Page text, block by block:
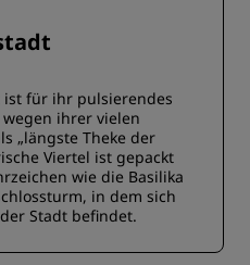
ist für ihr pulsierendes
ihrer vielen
„längste Theke der
Viertel ist gepackt
wie die Basilika
in dem sich
Stadt befindet.